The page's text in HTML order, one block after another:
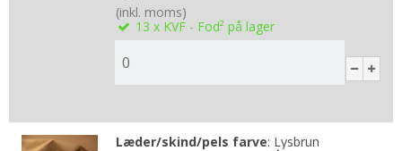
(inkl. moms)
13 x KVF - Fod² på lager
Læder/skind/pels farve: Lysbrun